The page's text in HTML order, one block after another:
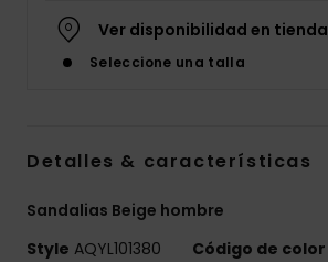
Ver disponibilidad en tienda
Seleccione una talla
Detalles & características
Sandalias Beige hombre
Style AQYL101380 Código de color